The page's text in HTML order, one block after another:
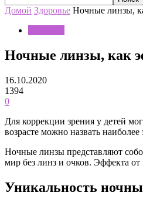
Домой Здоровье Ночные линзы,
Ночные линзы, как
16.10.2020
1394
0
Для коррекции зрения у детей
возрасте можно назвать
Ночные линзы представляют
мир без линз и очков. Эффекта от
Уникальность